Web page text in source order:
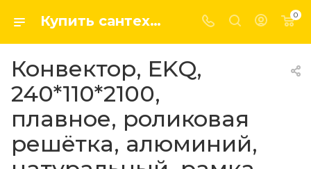
Купить сантехнику, системы отопление и водоснабжения оптом и в розницу в интернет-магазине elsen-opt.ru 0
Конвектор, EKQ,
240*110*2100,
плавное, роликовая
решётка, алюминий,